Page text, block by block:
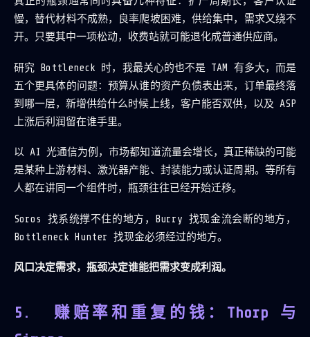
慢，替代材料不成熟，良率爬坡困难，供给集中，需求又绕不
开。只要其中一项松动，收费站就可能退化成普通供应商。
研究 Bottleneck 时，我最关心的也不是 TAM 有多大，而是
五个更具体的问题：预算从谁的资产负债表出来，订单最终落
到哪一层，新增供给什么时候上线，客户能否双供，以及 ASP
上涨后利润留在谁手里。
以 AI 光通信为例，市场都知道流量会增长，真正稀缺的可能
是某种上游材料、激光器产能、封装能力或认证周期。等所有
人都在讲同一个组件时，瓶颈往往已经开始迁移。
Soros 找系统撑不住的地方，Burry 找现金流会断的地方，
Bottleneck Hunter 找现金必须经过的地方。
风口决定需求，瓶颈决定谁能把需求变成利润。
赚赔率和重复的钱：Thorp 与